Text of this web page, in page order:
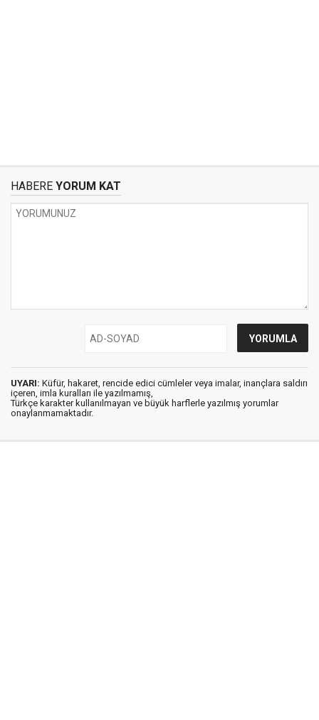
HABERE YORUM KAT
UYARI: Küfür, hakaret, rencide edici cümleler veya imalar, inançlara saldırı
içeren, imla kuralları ile yazılmamış,
Türkçe karakter kullanılmayan ve büyük harflerle yazılmış yorumlar
onaylanmamaktadır.